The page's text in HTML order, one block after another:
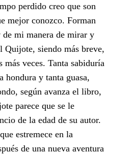
perdido creo que son
mejor conozco. Forman
mi manera de mirar y
Quijote, siendo más breve,
más veces. Tanta sabiduría
hondura y tanta guasa,
según avanza el libro,
parece que se le
de la edad de su autor.
estremece en la
de una nueva aventura